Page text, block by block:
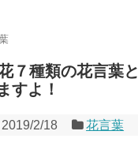
７種類の花言葉
すよ！
2019/2/18 花言葉